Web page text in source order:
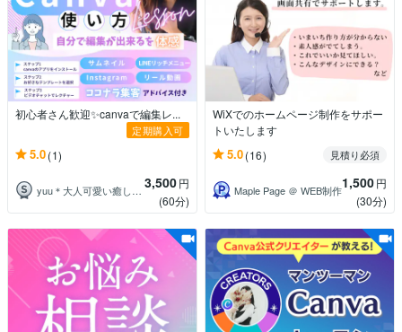
初心者さん歓迎✨canvaで編集レ...
定期購入可
5.0(1)
yuu＊大人可愛い癒し声✨心を整える時間 3,500円
(60分)
WiXでのホームページ制作をサポー
トいたします
5.0(16) 見積り必須
Maple Page ＠ WEB制作1,500円
(30分)